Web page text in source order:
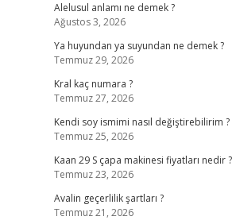
Alelusul anlamı ne demek ?
Ağustos 3, 2026
Ya huyundan ya suyundan ne demek ?
Temmuz 29, 2026
Kral kaç numara ?
Temmuz 27, 2026
Kendi soy ismimi nasıl değiştirebilirim ?
Temmuz 25, 2026
Kaan 29 S çapa makinesi fiyatları nedir ?
Temmuz 23, 2026
Avalin geçerlilik şartları ?
Temmuz 21, 2026